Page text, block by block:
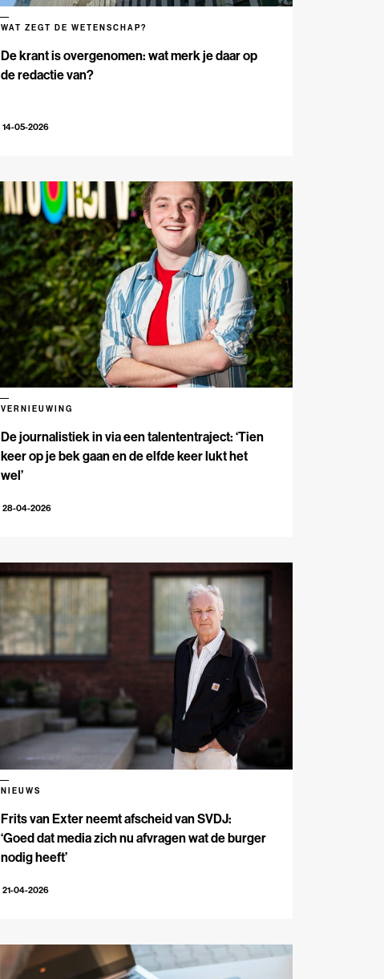
De krant is overgenomen: wat merk je daar op
de redactie van?
WAT ZEGT DE WETENSCHAP?
14-05-2026
De journalistiek in via een talententraject: ‘Tien
keer op je bek gaan en de elfde keer lukt het
wel’
VERNIEUWING
28-04-2026
Frits van Exter neemt afscheid van SVDJ:
‘Goed dat media zich nu afvragen wat de burger
nodig heeft’
NIEUWS
21-04-2026